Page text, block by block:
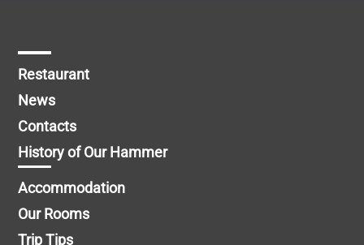
Restaurant
News
Contacts
History of Our Hammer
Accommodation
Our Rooms
Trip Tips